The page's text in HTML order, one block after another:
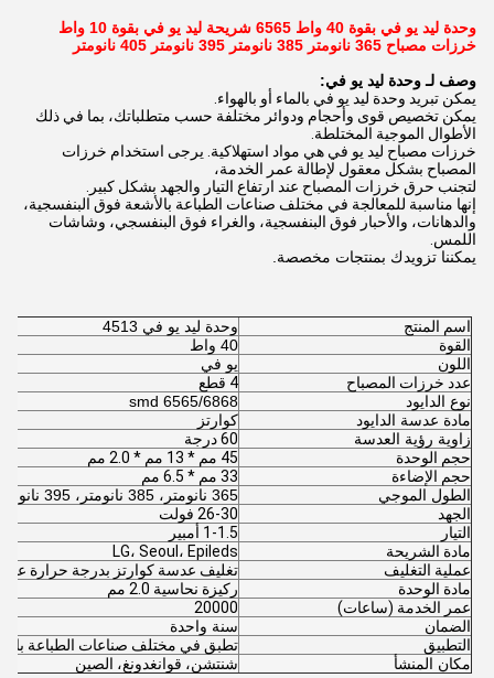
وحدة ليد يو في بقوة 40 واط 6565 شريحة ليد يو في بقوة 10 واط
خرزات مصباح 365 نانومتر 385 نانومتر 395 نانومتر 405 نانومتر
وصف لـوحدة ليد يو في:
يمكن تبريد وحدة ليد يو في بالماء أو بالهواء.
يمكن تخصيص قوى وأحجام ودوائر مختلفة حسب متطلباتك، بما في ذلك
الأطوال الموجية المختلطة.
خرزات مصباح ليد يو في هي مواد استهلاكية. يرجى استخدام خرزات
المصباح بشكل معقول لإطالة عمر الخدمة،
لتجنب حرق خرزات المصباح عند ارتفاع التيار والجهد بشكل كبير.
إنها مناسبة للمعالجة في مختلف صناعات الطباعة بالأشعة فوق البنفسجية،
والدهانات، والأحبار فوق البنفسجية، والغراء فوق البنفسجي، وشاشات
اللمس.
يمكننا تزويدك بمنتجات مخصصة.
اسم المنتج
وحدة ليد يو في 4513
القوة
40 واط
اللون
يو في
عدد خرزات المصباح
4 قطع
نوع الدايود
6565/6868 smd
مادة عدسة الدايود
كوارتز
زاوية رؤية العدسة
60 درجة
حجم الوحدة
45 مم * 13 مم * 2.0 مم
حجم الإضاءة
33 مم * 6.5 مم
الطول الموجي
365 نانومتر، 385 نانومتر، 395 نانومتر، 405 نانومتر
الجهد
26-30 فولت
التيار
1-1.5 أمبير
مادة الشريحة
LG، Seoul، Epileds
عملية التغليف
تغليف عدسة كوارتز بدرجة حرارة
مادة الوحدة
ركيزة نحاسية 2.0 مم
عمر الخدمة (ساعات)
20000
الضمان
سنة واحدة
التطبيق
تطبق في مختلف صناعات الطباعة
مكان المنشأ
شنتشن، قوانغدونغ، الصين